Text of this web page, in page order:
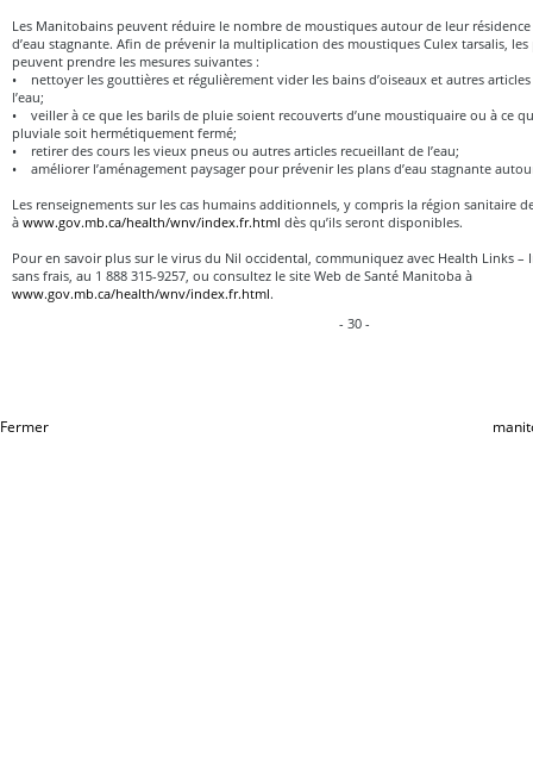
Les Manitobains peuvent réduire le nombre de moustiques autour de leur
d’eau stagnante. Afin de prévenir la multiplication des moustiques Culex tarsalis,
peuvent prendre les mesures suivantes :
• nettoyer les gouttières et régulièrement vider les bains d’oiseaux et autres
l’eau;
• veiller à ce que les barils de pluie soient recouverts d’une moustiquaire ou à ce
pluviale soit hermétiquement fermé;
• retirer des cours les vieux pneus ou autres articles recueillant de l’eau;
• améliorer l’aménagement paysager pour prévenir les plans d’eau stagnante
Les renseignements sur les cas humains additionnels, y compris la région sanitaire
à www.gov.mb.ca/health/wnv/index.fr.html dès qu’ils seront disponibles.
Pour en savoir plus sur le virus du Nil occidental, communiquez avec Health Links –
sans frais, au 1 888 315-9257, ou consultez le site Web de Santé Manitoba à
www.gov.mb.ca/health/wnv/index.fr.html.
- 30 -
Fermer